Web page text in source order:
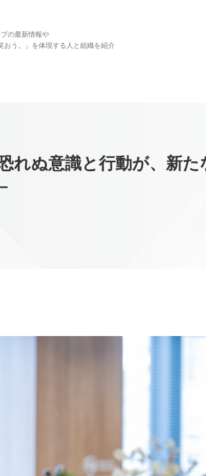
の最新情報や
おう。」を体現する人と組織を紹介
れぬ意識と行動が、新